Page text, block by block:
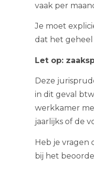
vaak per
Je moet
dat het
Let op:
Deze
in dit geval
werkkamer
jaarlijks of de
Heb je vragen
bij het